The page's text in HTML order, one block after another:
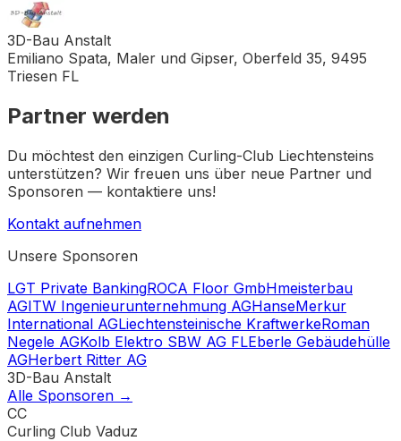
3D-Bau Anstalt
Emiliano Spata, Maler und Gipser, Oberfeld 35, 9495
Triesen FL
Partner werden
Du möchtest den einzigen Curling-Club Liechtensteins
unterstützen? Wir freuen uns über neue Partner und
Sponsoren — kontaktiere uns!
Kontakt aufnehmen
Unsere Sponsoren
LGT Private BankingROCA Floor GmbHmeisterbau
AGITW Ingenieurunternehmung AGHanseMerkur
International AGLiechtensteinische KraftwerkeRoman
Negele AGKolb Elektro SBW AG FLEberle Gebäudehülle
AGHerbert Ritter AG
3D-Bau Anstalt
Alle Sponsoren →
CC
Curling Club Vaduz